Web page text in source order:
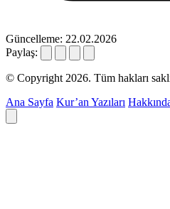
Güncelleme: 22.02.2026
Paylaş:
© Copyright 2026. Tüm hakları
Ana Sayfa Kur’an Yazıları